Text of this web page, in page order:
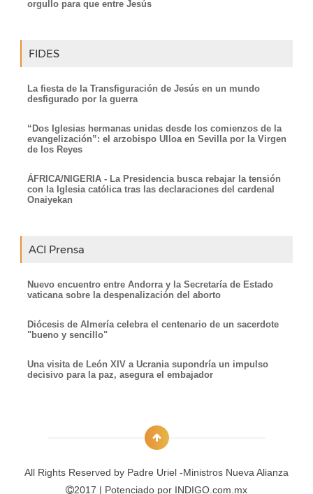
orgullo para que entre Jesús
FIDES
La fiesta de la Transfiguración de Jesús en un mundo
desfigurado por la guerra
“Dos Iglesias hermanas unidas desde los comienzos de la
evangelización”: el arzobispo Ulloa en Sevilla por la Virgen
de los Reyes
ÁFRICA/NIGERIA - La Presidencia busca rebajar la tensión
con la Iglesia católica tras las declaraciones del cardenal
Onaiyekan
ACI Prensa
Nuevo encuentro entre Andorra y la Secretaría de Estado
vaticana sobre la despenalización del aborto
Diócesis de Almería celebra el centenario de un sacerdote
"bueno y sencillo"
Una visita de León XIV a Ucrania supondría un impulso
decisivo para la paz, asegura el embajador
All Rights Reserved by Padre Uriel -Ministros Nueva Alianza
2017 | Potenciado por INDIGO.com.mx